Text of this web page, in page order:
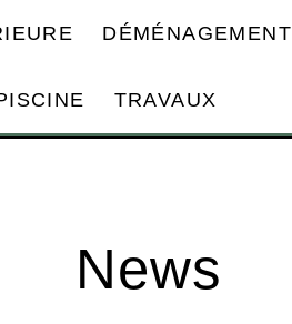
DÉMÉNAGEMENT
TRAVAUX
News